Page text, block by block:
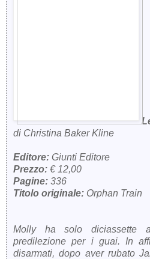
di Christina Baker Kline
Editore: Giunti Editore
Prezzo: € 12,00
Pagine: 336
Titolo originale: Orphan Train
Molly ha solo diciassette
predilezione per i guai. In
disarmati, dopo aver rubato